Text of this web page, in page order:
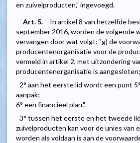
en zuivelproducten," ingevoegd.
Art. 5.
In artikel 8 van hetzelfde
september 2016, worden de volgende
vervangen door wat volgt: "g) de
producentenorganisatie voor de
vermeld in artikel 2, met uitzondering
producentenorganisatie is
2° aan het eerste lid wordt een punt
aanpak;
6° een financieel plan.".
3° tussen het eerste en het tweede
zuivelproducten kan voor de unies van
worden als voldaan is aan de